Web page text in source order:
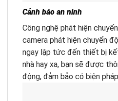
Cảnh báo an ninh
Công nghệ phát hiện
camera phát hiện chuyển
ngay lập tức đến thiết bị
nhà hay xa, bạn sẽ được
động, đảm bảo có biện